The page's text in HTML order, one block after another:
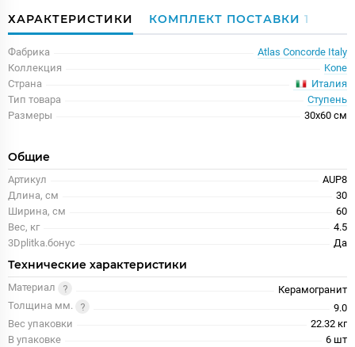
ХАРАКТЕРИСТИКИ КОМПЛЕКТ ПОСТАВКИ 1
Фабрика
Atlas Concorde Italy
Коллекция
Kone
Страна
Италия
Тип товара
Ступень
Размеры
30x60 см
Общие
Артикул
AUP8
Длина, см
30
Ширина, см
60
Вес, кг
4.5
3Dplitka.бонус
Да
Технические характеристики
Материал
Керамогранит
Толщина мм.
9.0
Вес упаковки
22.32 кг
В упаковке
6 шт